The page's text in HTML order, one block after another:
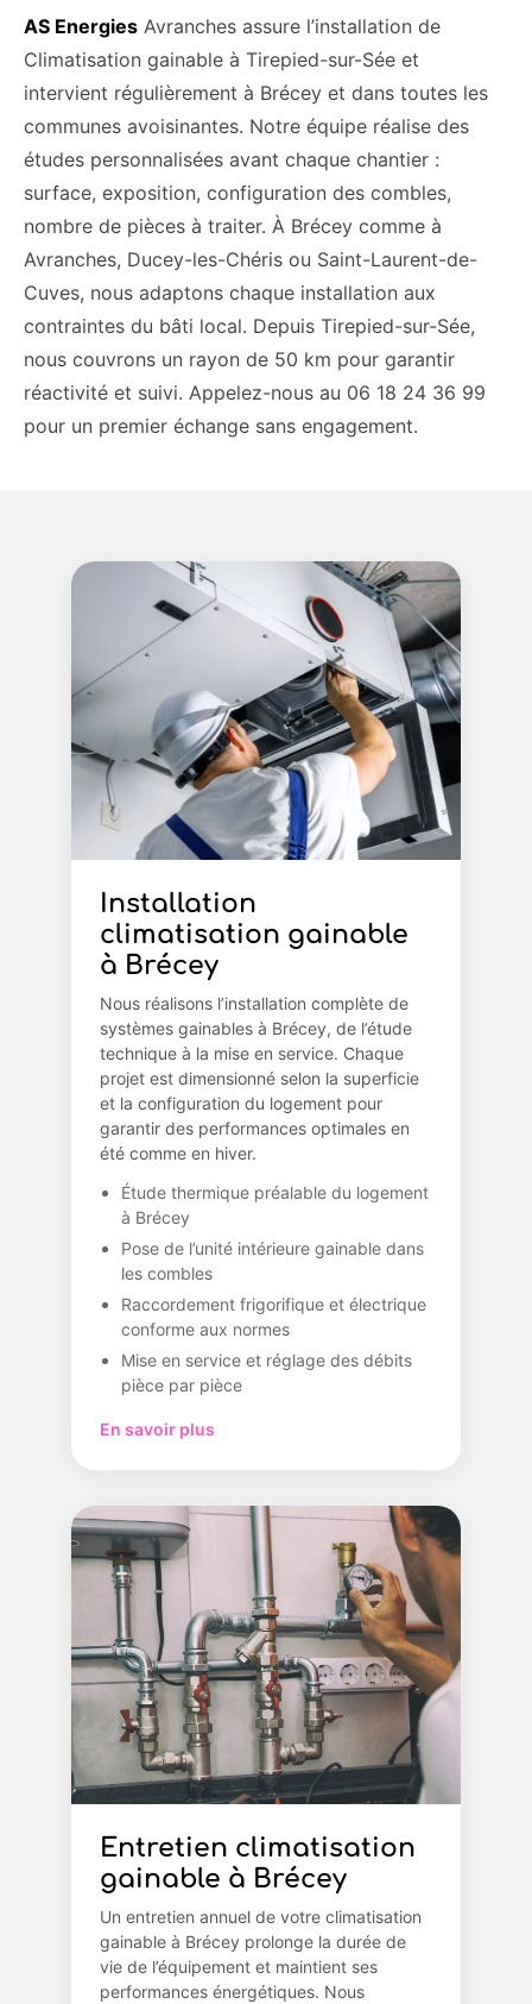
AS Energies Avranches assure l’installation de
Climatisation gainable à Tirepied-sur-Sée et
intervient régulièrement à Brécey et dans toutes les
communes avoisinantes. Notre équipe réalise des
études personnalisées avant chaque chantier :
surface, exposition, configuration des combles,
nombre de pièces à traiter. À Brécey comme à
Avranches, Ducey-les-Chéris ou Saint-Laurent-de-
Cuves, nous adaptons chaque installation aux
contraintes du bâti local. Depuis Tirepied-sur-Sée,
nous couvrons un rayon de 50 km pour garantir
réactivité et suivi. Appelez-nous au 06 18 24 36 99
pour un premier échange sans engagement.
Installation
climatisation gainable
à Brécey
Nous réalisons l’installation complète de
systèmes gainables à Brécey, de l’étude
technique à la mise en service. Chaque
projet est dimensionné selon la superficie
et la configuration du logement pour
garantir des performances optimales en
été comme en hiver.
Étude thermique préalable du logement
à Brécey
Pose de l’unité intérieure gainable dans
les combles
Raccordement frigorifique et électrique
conforme aux normes
Mise en service et réglage des débits
pièce par pièce
En savoir plus
Entretien climatisation
gainable à Brécey
Un entretien annuel de votre climatisation
gainable à Brécey prolonge la durée de
vie de l’équipement et maintient ses
performances énergétiques. Nous